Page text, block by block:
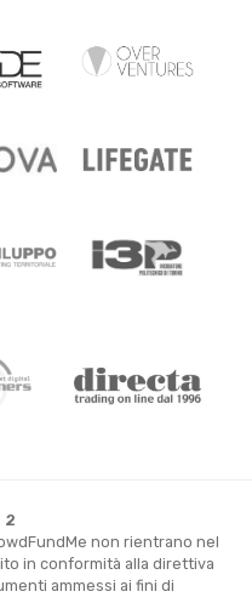
2
non rientrano nel
in conformità alla direttiva
ammessi ai fini di